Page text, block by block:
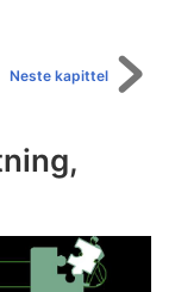
Neste kapittel